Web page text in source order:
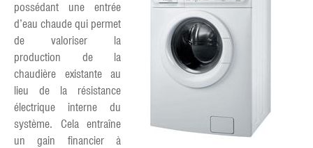
possédant une entrée
d’eau chaude qui permet
de valoriser la
production de la
chaudière existante au
lieu de la résistance
électrique interne du
système. Cela entraîne
un gain financier à